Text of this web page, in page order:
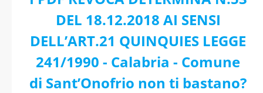
DEL 18.12.2018 AI SENSI
DELL’ART.21 QUINQUIES LEGGE
241/1990 - Calabria - Comune
di Sant’Onofrio non ti bastano?